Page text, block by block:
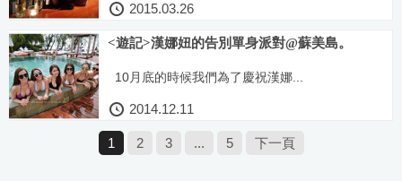
2015.03.26
<遊記>漢娜妞的告別單身派對@蘇美島。
10月底的時候我們為了慶祝漢娜...
2014.12.11
1 2 3 ... 5 下一頁